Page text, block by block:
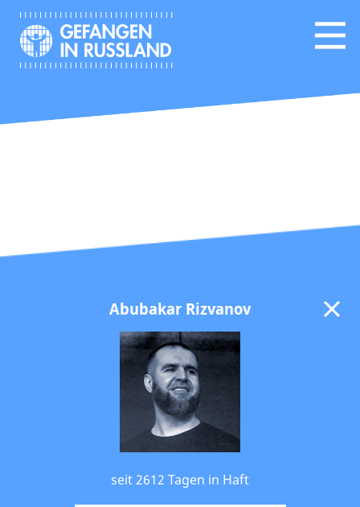
Abubakar Rizvanov
seit 2612 Tagen in Haft